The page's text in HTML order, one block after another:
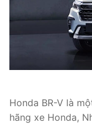
Honda BR-V là
hãng xe Honda,